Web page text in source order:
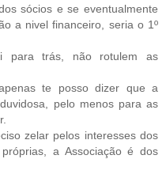
sócios e se eventualmente
a nivel financeiro, seria o 1º
para trás, não rotulem as
te posso dizer que a
pelo menos para as
zelar pelos interesses dos
a Associação é dos